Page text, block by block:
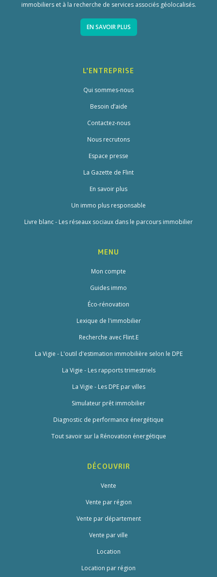
immobiliers et à la recherche de services associés géolocalisés.
EN SAVOIR PLUS
L'ENTREPRISE
Qui sommes-nous
Besoin d’aide
Contactez-nous
Nous recrutons
Espace presse
La Gazette de Flint
En savoir plus
Un immo plus responsable
Livre blanc - Les réseaux sociaux dans le parcours immobilier
MENU
Mon compte
Guides immo
Éco-rénovation
Lexique de l'immobilier
Recherche avec Flint.E
La Vigie - L'outil d'estimation immobilière selon le DPE
La Vigie - Les rapports trimestriels
La Vigie - Les DPE par villes
Simulateur prêt immobilier
Diagnostic de performance énergétique
Tout savoir sur la Rénovation énergétique
DÉCOUVRIR
Vente
Vente par région
Vente par département
Vente par ville
Location
Location par région